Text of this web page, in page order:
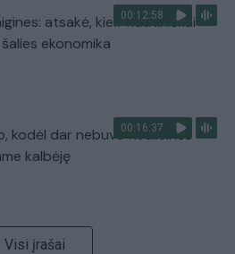
00:12:58
atsakė, kiek vidutiniškai
ekonomika
00:16:37
kodėl dar nebuvo Koalicinės
kalbėję
Visi įrašai